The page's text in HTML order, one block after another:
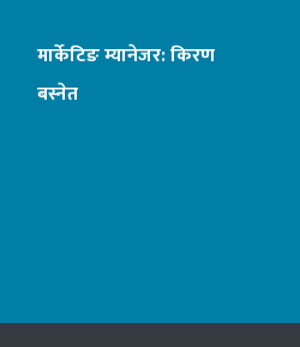
मार्केटिङ म्यानेजर: किरण
बस्नेत